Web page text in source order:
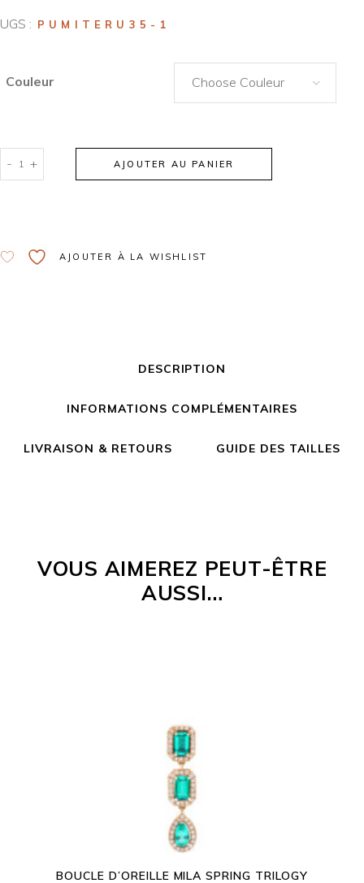
UGS : PUMITERU35-1
Couleur Choose Couleur
- + AJOUTER AU PANIER
AJOUTER À LA WISHLIST
DESCRIPTION
INFORMATIONS COMPLÉMENTAIRES
LIVRAISON & RETOURS GUIDE DES TAILLES
VOUS AIMEREZ PEUT-ÊTRE
AUSSI…
BOUCLE D’OREILLE MILA SPRING TRILOGY